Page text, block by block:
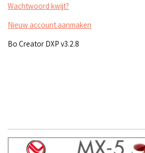
Wachtwoord kwijt?
Nieuw account aanmaken
Bo Creator DXP v3.2.8